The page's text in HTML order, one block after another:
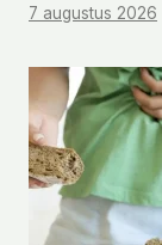
7 augustus 2026